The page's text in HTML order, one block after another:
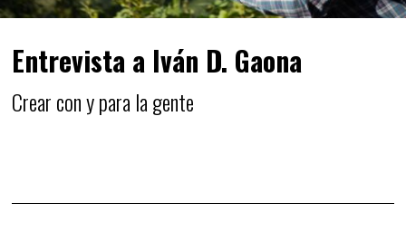
Entrevista a Iván D. Gaona
Crear con y para la gente